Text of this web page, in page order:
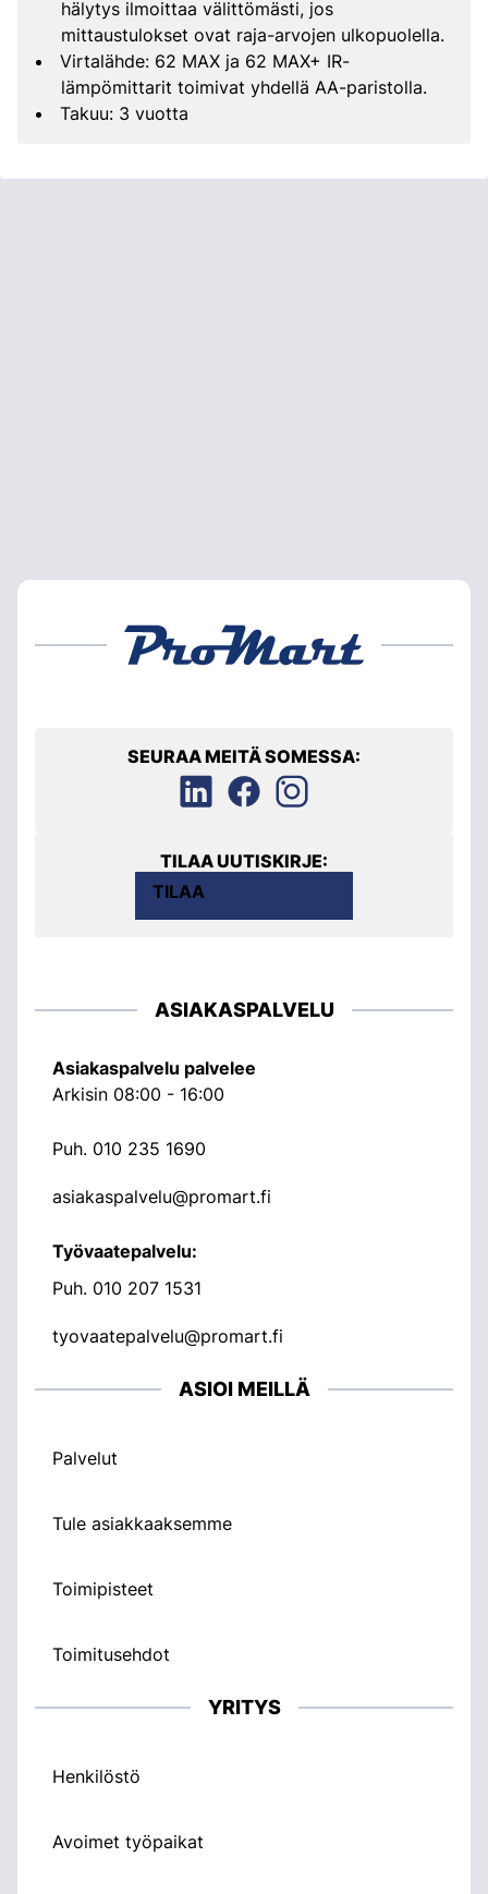
hälytys ilmoittaa välittömästi, jos
mittaustulokset ovat raja-arvojen ulkopuolella.
Virtalähde: 62 MAX ja 62 MAX+ IR-
lämpömittarit toimivat yhdellä AA-paristolla.
Takuu: 3 vuotta
SEURAA MEITÄ SOMESSA:
TILAA UUTISKIRJE:
TILAA
ASIAKASPALVELU
Asiakaspalvelu palvelee
Arkisin 08:00 - 16:00
Puh. 010 235 1690
asiakaspalvelu@promart.fi
Työvaatepalvelu:
Puh. 010 207 1531
tyovaatepalvelu@promart.fi
ASIOI MEILLÄ
Palvelut
Tule asiakkaaksemme
Toimipisteet
Toimitusehdot
YRITYS
Henkilöstö
Avoimet työpaikat